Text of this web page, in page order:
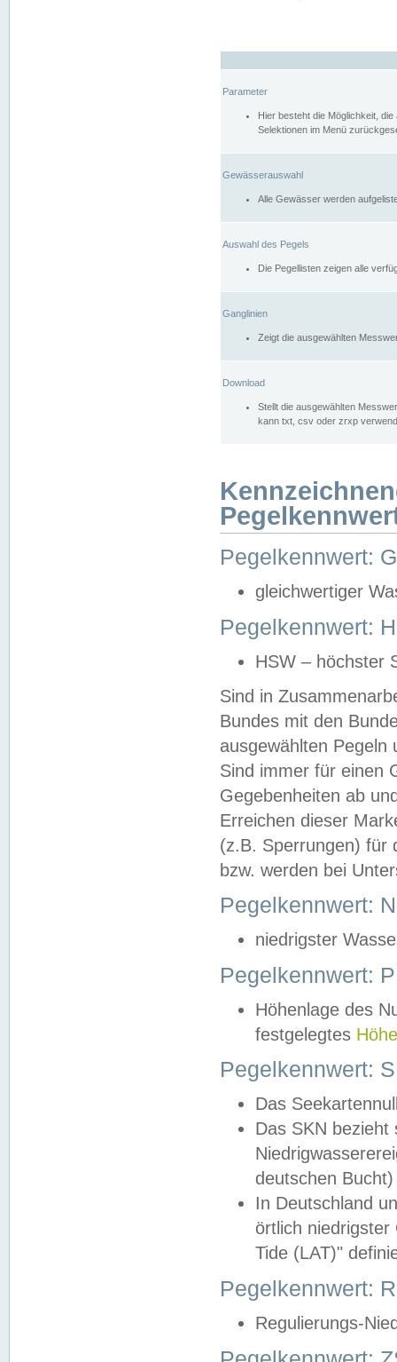
Parameter
Hier besteht die Möglichkeit,
Selektionen im Menü
Gewässerauswahl
Alle Gewässer werden
Auswahl des Pegels
Die Pegellisten zeigen alle
Ganglinien
Zeigt die ausgewählten
Download
Stellt die ausgewählten
kann txt, csv oder zrxp
Pegelkennwert:
gleichwertiger
Pegelkennwert:
HSW – höchster
Sind in
Bundes mit den
ausgewählten
Sind immer für einen
Gegebenheiten ab
Erreichen dieser
(z.B. Sperrungen) für
bzw. werden bei
Pegelkennwert:
niedrigster
Pegelkennwert:
Höhenlage des
festgelegtes
Pegelkennwert:
Das
Das SKN
deutschen
In Deutschland
örtlich
Tide (LAT)"
Pegelkennwert:
Regulierungs-